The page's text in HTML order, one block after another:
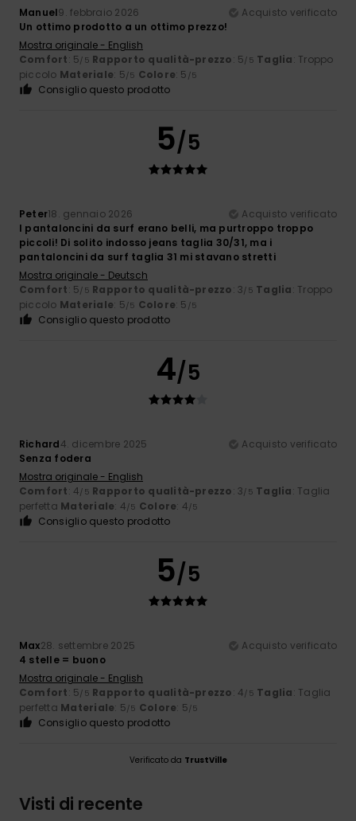
Manuel9. febbraio 2026
Acquisto verificato
Un ottimo prodotto a un ottimo prezzo!
Mostra originale - English
Comfort: 5/5 Rapporto qualità-prezzo: 5/5 Taglia: Troppo
piccolo Materiale: 5/5 Colore: 5 /5
Consiglio questo prodotto
5/5
Peter18. gennaio 2026
Acquisto verificato
I pantaloncini da surf erano belli, ma purtroppo troppo
piccoli! Di solito indosso jeans taglia 30/31, ma i
pantaloncini da surf taglia 31 mi stavano stretti
Mostra originale - Deutsch
Comfort: 5/5 Rapporto qualità-prezzo: 3/5 Taglia: Troppo
piccolo Materiale: 5/5 Colore: 5 /5
Consiglio questo prodotto
4/5
Richard4. dicembre 2025
Acquisto verificato
Senza fodera
Mostra originale - English
Comfort: 4/5 Rapporto qualità-prezzo: 3/5 Taglia: Taglia
perfetta Materiale: 4/5 Colore: 4/5
Consiglio questo prodotto
5/5
Max28. settembre 2025
Acquisto verificato
4 stelle = buono
Mostra originale - English
Comfort: 5/5 Rapporto qualità-prezzo: 4/5 Taglia: Taglia
perfetta Materiale: 5/5 Colore: 5/5
Consiglio questo prodotto
Verificato da TrustVille
Visti di recente